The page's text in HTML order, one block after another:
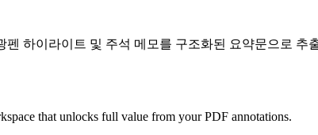
하이라이트 및 주석 메모를 구조화된 요약문으로 추
that unlocks full value from your PDF annotations.